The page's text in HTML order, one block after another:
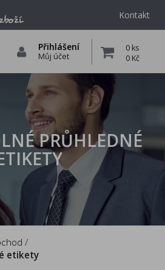
Kontakt
Přihlášení
Můj účet
0 ks
0 Kč
PRŮHLEDNÉ
/
etikety